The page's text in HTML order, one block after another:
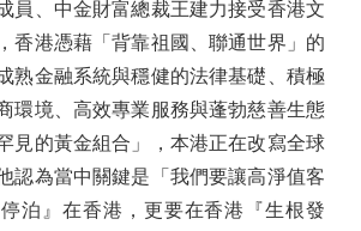
員、中金財富總裁王建力接受香港文
香港憑藉「背靠祖國、聯通世界」的
熟金融系統與穩健的法律基礎、積極
環境、高效專業服務與蓬勃慈善生態
見的黃金組合」，本港正在改寫全球
認為當中關鍵是「我們要讓高淨值客
泊』在香港，更要在香港『生根發